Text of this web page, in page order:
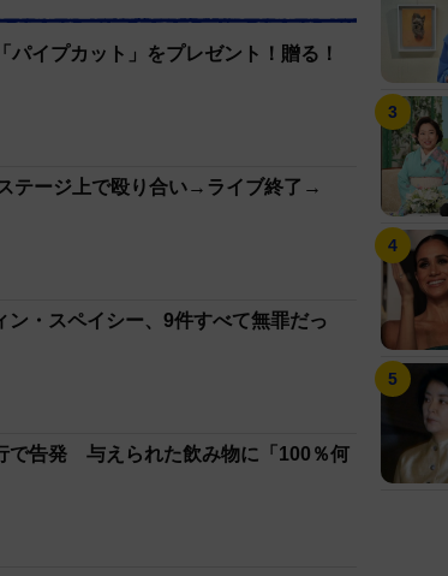
イプカット」をプレゼント！贈る！
テージ上で殴り合い→ライブ終了→
・スペイシー、9件すべて無罪だっ
で告発 与えられた飲み物に「100％何